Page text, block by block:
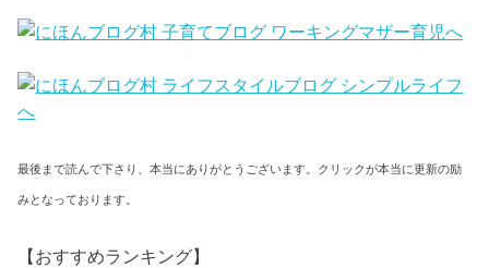
最後まで読んで下さり、本当にありがとうございます。クリックが本当に更新の励
みとなっております。
【おすすめランキング】